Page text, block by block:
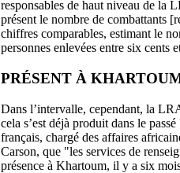
responsables de haut niveau de la
présent le nombre de combattants
chiffres comparables, estimant le
personnes enlevées entre six cents
PRÉSENT À
Dans l’intervalle, cependant, la
cela s’est déjà produit dans le
français, chargé des affaires
Carson, que "les services de
présence à Khartoum, il y a six